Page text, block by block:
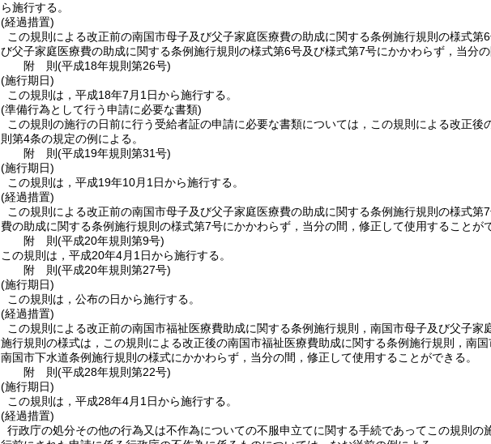
ら施行する。
(経過措置)
この規則による改正前の南国市母子及び父子家庭医療費の助成に関する条例施行規則の様式
び父子家庭医療費の助成に関する条例施行規則の様式第6号及び様式第7号にかかわらず，当分の
附 則(平成18年規則第26号)
(施行期日)
この規則は，平成18年7月1日から施行する。
(準備行為として行う申請に必要な書類)
この規則の施行の日前に行う受給者証の申請に必要な書類については，この規則による改正
則第4条の規定の例による。
附 則(平成19年規則第31号)
(施行期日)
この規則は，平成19年10月1日から施行する。
(経過措置)
この規則による改正前の南国市母子及び父子家庭医療費の助成に関する条例施行規則の様式
費の助成に関する条例施行規則の様式第7号にかかわらず，当分の間，修正して使用することが
附 則(平成20年規則第9号)
この規則は，平成20年4月1日から施行する。
附 則(平成20年規則第27号)
(施行期日)
この規則は，公布の日から施行する。
(経過措置)
この規則による改正前の南国市福祉医療費助成に関する条例施行規則，南国市母子及び父子
施行規則の様式は，この規則による改正後の南国市福祉医療費助成に関する条例施行規則，南
南国市下水道条例施行規則の様式にかかわらず，当分の間，修正して使用することができる。
附 則(平成28年規則第22号)
(施行期日)
この規則は，平成28年4月1日から施行する。
(経過措置)
行政庁の処分その他の行為又は不作為についての不服申立てに関する手続であってこの規則